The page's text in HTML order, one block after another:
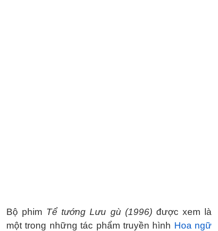
Bộ phim Tể tướng Lưu gù (1996)được xem là
một trong những tác phẩm truyền hình Hoa ngữ